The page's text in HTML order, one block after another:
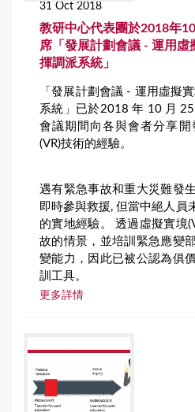
31 Oct 2018
教研中心代表團於2018年
席「發展計劃會議 - 運用虛
揮調派系統」
「發展計劃會議 - 運用虛擬
系統」已於2018 年 10 月
會議期間向各與會者分享
(VR)技術的經驗。
遇有緊急事故和重大災難發
即時參與救援, 但當中絕人員
的實地經驗。 透過虛擬實境
故的情景，並培訓緊急應變
變能力，因此已被公認為俱
訓工具。
更多詳情